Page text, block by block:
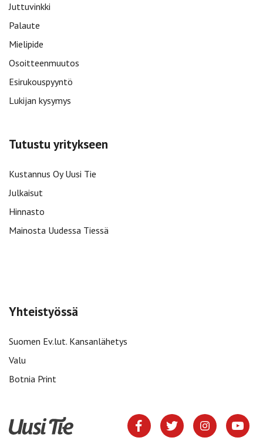
Juttuvinkki
Palaute
Mielipide
Osoitteenmuutos
Esirukouspyyntö
Lukijan kysymys
Tutustu yritykseen
Kustannus Oy Uusi Tie
Julkaisut
Hinnasto
Mainosta Uudessa Tiessä
Yhteistyössä
Suomen Ev.lut. Kansanlähetys
Valu
Botnia Print